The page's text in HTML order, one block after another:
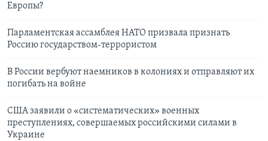
Европы?
Парламентская ассамблея НАТО призвала признать
Россию государством-террористом
В России вербуют наемников в колониях и отправляют их
погибать на войне
США заявили о «систематических» военных
преступлениях, совершаемых российскими силами в
Украине